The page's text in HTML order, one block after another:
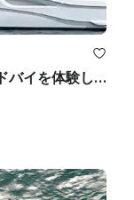
豪華な52フィートのマジェスティでドバイを体験してください